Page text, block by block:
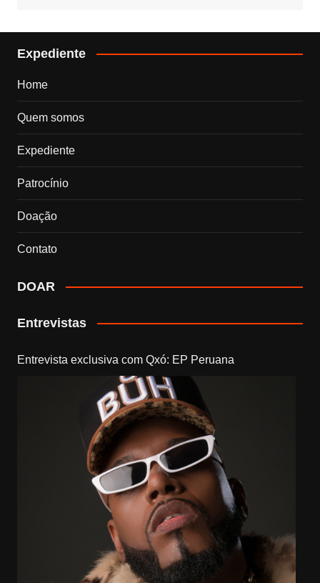
Expediente
Home
Quem somos
Expediente
Patrocínio
Doação
Contato
DOAR
Entrevistas
Entrevista exclusiva com Qxó: EP Peruana